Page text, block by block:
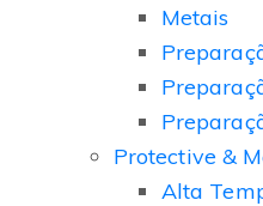
Metais
Protective &
Alta